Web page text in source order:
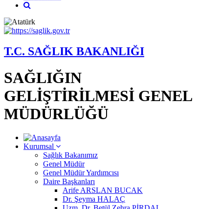
T.C. SAĞLIK BAKANLIĞI
SAĞLIĞIN
GELİŞTİRİLMESİ GENEL
MÜDÜRLÜĞÜ
Kurumsal
Sağlık Bakanımız
Genel Müdür
Genel Müdür Yardımcısı
Daire Başkanları
Arife ARSLAN BUCAK
Dr. Şeyma HALAÇ